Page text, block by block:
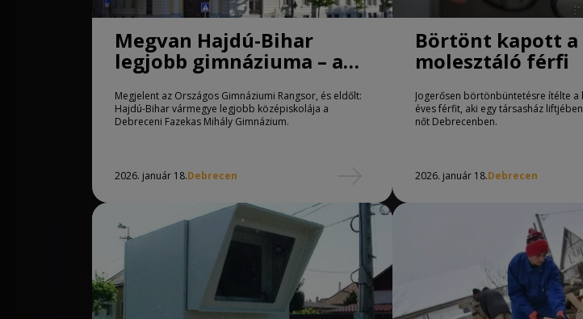
Megvan Hajdú-Bihar
legjobb gimnáziuma – a
Fazekas az élen
Megjelent az Országos Gimnáziumi Rangsor, és eldőlt:
Hajdú-Bihar vármegye legjobb középiskolája a
Debreceni Fazekas Mihály Gimnázium.
2026. január 18.Debrecen
Börtönt kapott
molesztáló férfi
Jogerősen börtönbüntetésre ítélte a
éves férfit, aki egy társasház
nőt Debrecenben.
2026. január 18.Debrecen